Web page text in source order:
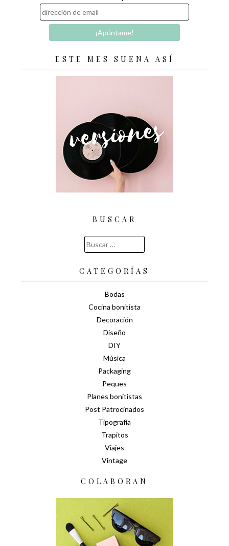
ESTE MES SUENA ASÍ
BUSCAR
Buscar:
CATEGORÍAS
Bodas
Cocina bonitista
Decoración
Diseño
DIY
Música
Packaging
Peques
Planes bonitistas
Post Patrocinados
Tipografía
Trapitos
Viajes
Vintage
COLABORAN